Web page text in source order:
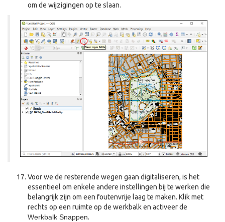
om de wijzigingen op te slaan.
Voor we de resterende wegen gaan digitaliseren, is het
essentieel om enkele andere instellingen bij te werken die
belangrijk zijn om een foutenvrije laag te maken. Klik met
rechts op een ruimte op de werkbalk en activeer de
Werkbalk Snappen.